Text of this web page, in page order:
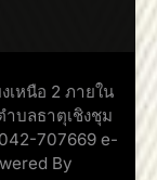
เหนือ 2 ภายใน
บลธาตุเชิงชุม
707669 e-
By